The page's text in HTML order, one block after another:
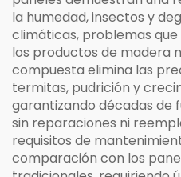
la humedad, insectos y
climáticas, problemas
los productos de madera
compuesta elimina las
termitas, pudrición y
garantizando décadas de
sin reparaciones ni
requisitos de
comparación con los